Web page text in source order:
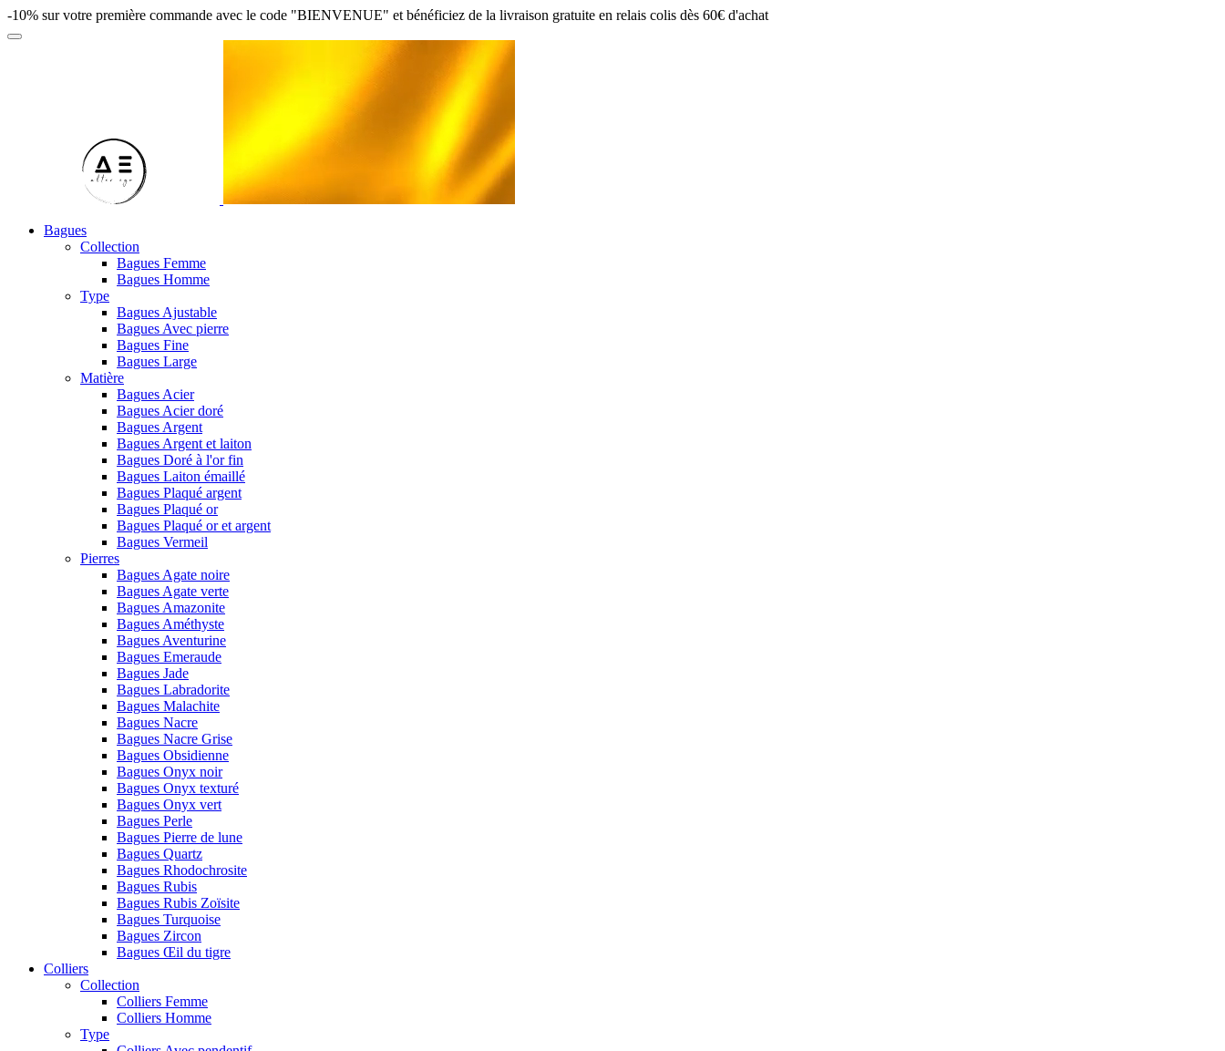
-10% sur votre première commande avec le code "BIENVENUE" et bénéficiez de la livraison gratuite en relais colis dès 60€ d'achat
Bagues
Collection
Bagues Femme
Bagues Homme
Type
Bagues Ajustable
Bagues Avec pierre
Bagues Fine
Bagues Large
Matière
Bagues Acier
Bagues Acier doré
Bagues Argent
Bagues Argent et laiton
Bagues Doré à l'or fin
Bagues Laiton émaillé
Bagues Plaqué argent
Bagues Plaqué or
Bagues Plaqué or et argent
Bagues Vermeil
Pierres
Bagues Agate noire
Bagues Agate verte
Bagues Amazonite
Bagues Améthyste
Bagues Aventurine
Bagues Emeraude
Bagues Jade
Bagues Labradorite
Bagues Malachite
Bagues Nacre
Bagues Nacre Grise
Bagues Obsidienne
Bagues Onyx noir
Bagues Onyx texturé
Bagues Onyx vert
Bagues Perle
Bagues Pierre de lune
Bagues Quartz
Bagues Rhodochrosite
Bagues Rubis
Bagues Rubis Zoïsite
Bagues Turquoise
Bagues Zircon
Bagues Œil du tigre
Colliers
Collection
Colliers Femme
Colliers Homme
Type